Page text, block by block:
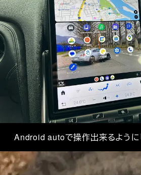
Android autoで操作出来るように